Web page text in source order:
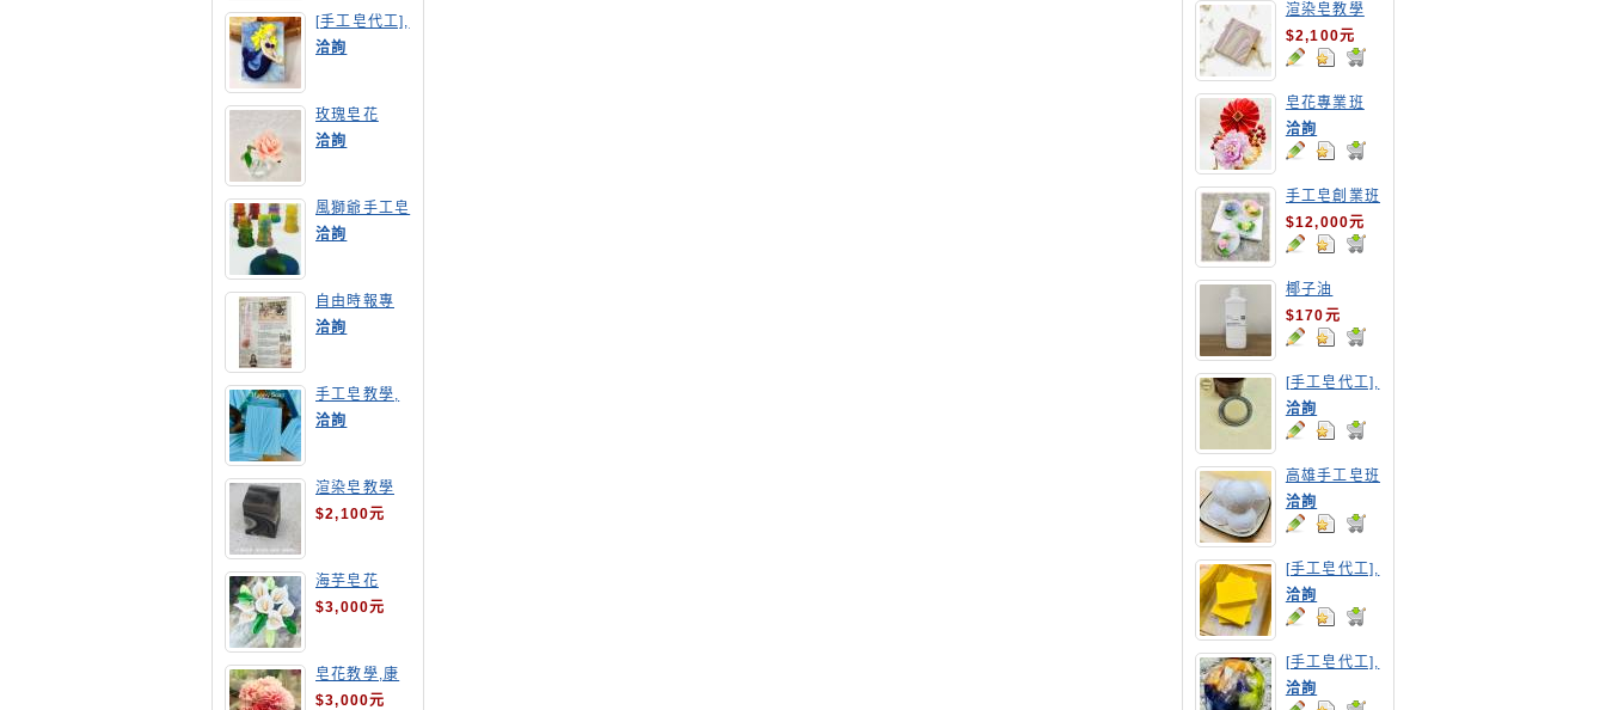
[手工皂代工],
美人魚手工皂
洽詢
玫瑰皂花
洽詢
風獅爺手工皂
洽詢
自由時報專
訪,手工皂達
人陳德昇老師
洽詢
手工皂教學,
手工皂當月課
程,渲染皂
洽詢
渲染皂教學
$2,100元
海芋皂花
$3,000元
皂花教學,康
乃馨
$3,000元
渲染皂教學
$2,100元
皂花專業班
洽詢
手工皂創業班
(MP皂班)
$12,000元
椰子油
$170元
[手工皂代工],
摩洛哥洗髮皂
洽詢
高雄手工皂班
洽詢
[手工皂代工],
南瓜手工皂
洽詢
[手工皂代工],
寶石皂
洽詢